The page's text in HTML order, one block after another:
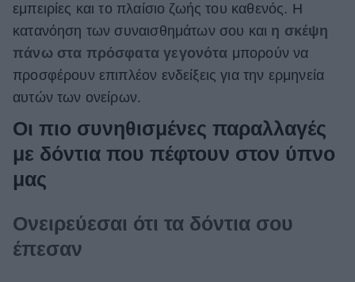
εμπειρίες και το πλαίσιο ζωής του καθενός. Η
κατανόηση των συναισθημάτων σου και η σκέψη
πάνω στα πρόσφατα γεγονότα μπορούν να
προσφέρουν επιπλέον ενδείξεις για την ερμηνεία
αυτών των ονείρων.
Οι πιο συνηθισμένες παραλλαγές
με δόντια που πέφτουν στον ύπνο
μας
Ονειρεύεσαι ότι τα δόντια σου
έπεσαν